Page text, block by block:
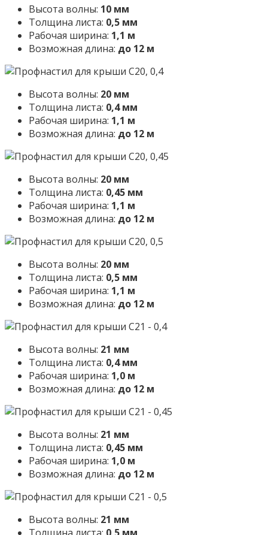
Высота волны: 10 мм
Толщина листа: 0,5 мм
Рабочая ширина: 1,1 м
Возможная длина: до 12 м
Высота волны: 20 мм
Толщина листа: 0,4 мм
Рабочая ширина: 1,1 м
Возможная длина: до 12 м
Высота волны: 20 мм
Толщина листа: 0,45 мм
Рабочая ширина: 1,1 м
Возможная длина: до 12 м
Высота волны: 20 мм
Толщина листа: 0,5 мм
Рабочая ширина: 1,1 м
Возможная длина: до 12 м
Высота волны: 21 мм
Толщина листа: 0,4 мм
Рабочая ширина: 1,0 м
Возможная длина: до 12 м
Высота волны: 21 мм
Толщина листа: 0,45 мм
Рабочая ширина: 1,0 м
Возможная длина: до 12 м
Высота волны: 21 мм